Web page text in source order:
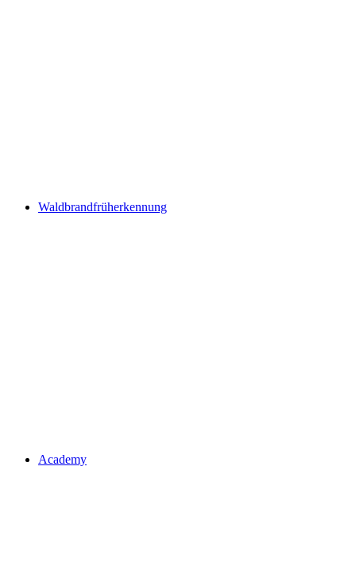
Waldbrandfrüherkennung
Academy